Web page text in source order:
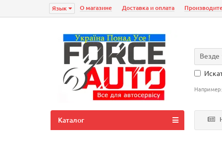
Язык О магазине Доставка и оплата
Везде
Например:
Каталог